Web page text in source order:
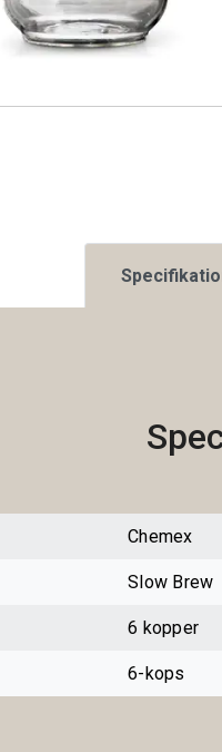
Chemex
Slow Brew
6 kopper
6-kops